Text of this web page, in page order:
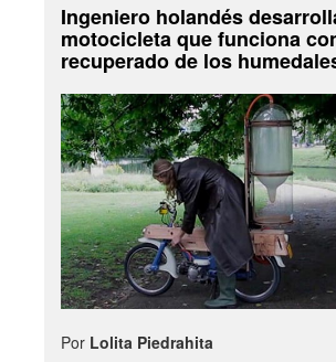
Ingeniero holandés
motocicleta que funciona
recuperado de los
Por Lolita Piedrahita